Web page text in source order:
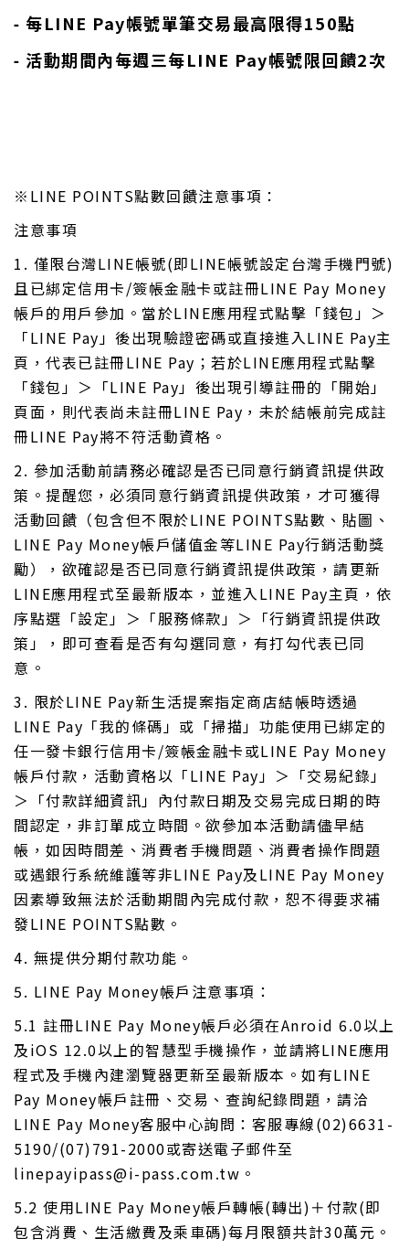
⁃ 每LINE Pay帳號單筆交易最高限得150點
⁃ 活動期間內每週三每LINE Pay帳號限回饋2次
※LINE POINTS點數回饋注意事項：
注意事項
1. 僅限台灣LINE帳號(即LINE帳號設定台灣手機門號)
且已綁定信用卡/簽帳金融卡或註冊LINE Pay Money
帳戶的用戶參加。當於LINE應用程式點擊「錢包」＞
「LINE Pay」後出現驗證密碼或直接進入LINE Pay主
頁，代表已註冊LINE Pay；若於LINE應用程式點擊
「錢包」＞「LINE Pay」後出現引導註冊的「開始」
頁面，則代表尚未註冊LINE Pay，未於結帳前完成註
冊LINE Pay將不符活動資格。
2. 參加活動前請務必確認是否已同意行銷資訊提供政
策。提醒您，必須同意行銷資訊提供政策，才可獲得
活動回饋（包含但不限於LINE POINTS點數、貼圖、
LINE Pay Money帳戶儲值金等LINE Pay行銷活動獎
勵），欲確認是否已同意行銷資訊提供政策，請更新
LINE應用程式至最新版本，並進入LINE Pay主頁，依
序點選「設定」＞「服務條款」＞「行銷資訊提供政
策」，即可查看是否有勾選同意，有打勾代表已同
意。
3. 限於LINE Pay新生活提案指定商店結帳時透過
LINE Pay「我的條碼」或「掃描」功能使用已綁定的
任一發卡銀行信用卡/簽帳金融卡或LINE Pay Money
帳戶付款，活動資格以「LINE Pay」＞「交易紀錄」
＞「付款詳細資訊」內付款日期及交易完成日期的時
間認定，非訂單成立時間。欲參加本活動請儘早結
帳，如因時間差、消費者手機問題、消費者操作問題
或遇銀行系統維護等非LINE Pay及LINE Pay Money
因素導致無法於活動期間內完成付款，恕不得要求補
發LINE POINTS點數。
4. 無提供分期付款功能。
5. LINE Pay Money帳戶注意事項：
5.1 註冊LINE Pay Money帳戶必須在Anroid 6.0以上
及iOS 12.0以上的智慧型手機操作，並請將LINE應用
程式及手機內建瀏覽器更新至最新版本。如有LINE
Pay Money帳戶註冊、交易、查詢紀錄問題，請洽
LINE Pay Money客服中心詢問：客服專線(02)6631-
5190/(07)791-2000或寄送電子郵件至
linepayipass@i-pass.com.tw。
5.2 使用LINE Pay Money帳戶轉帳(轉出)＋付款(即
包含消費、生活繳費及乘車碼)每月限額共計30萬元。